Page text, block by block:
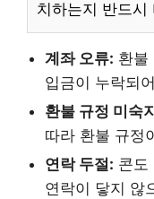
치하는지 반드시
계좌 오류: 환불
입금이 누락되
환불 규정 미숙
따라 환불 규정
연락 두절: 콘도
연락이 닿지 않